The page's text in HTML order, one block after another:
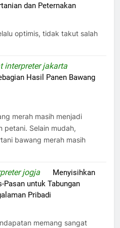
dan Peternakan
optimis, tidak takut salah
interpreter jakarta
Hasil Panen Bawang
merah masih menjadi
petani. Selain mudah,
bawang merah masih
jogja
Menyisihkan
Pasan untuk Tabungan
Pribadi
memang sangat